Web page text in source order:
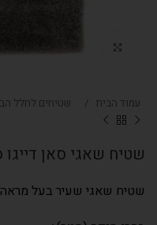
עמוד הבית שטיחים לחלל
שטיח שאגי סאן דייגו
שטיח שאגי שעיר בעל מראה